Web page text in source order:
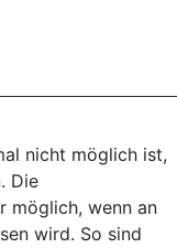
nicht möglich ist,
Die
möglich, wenn an
wird. So sind